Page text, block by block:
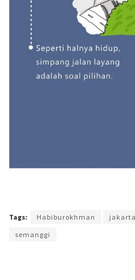
Tags: Habiburokhman jakarta
semanggi